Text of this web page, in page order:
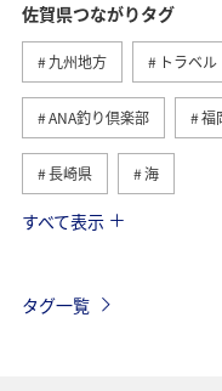
佐賀県つながりタグ
九州地方 トラベル
ANA釣り倶楽部 福
長崎県 海
旅ナカ
すべて表示
タグ一覧